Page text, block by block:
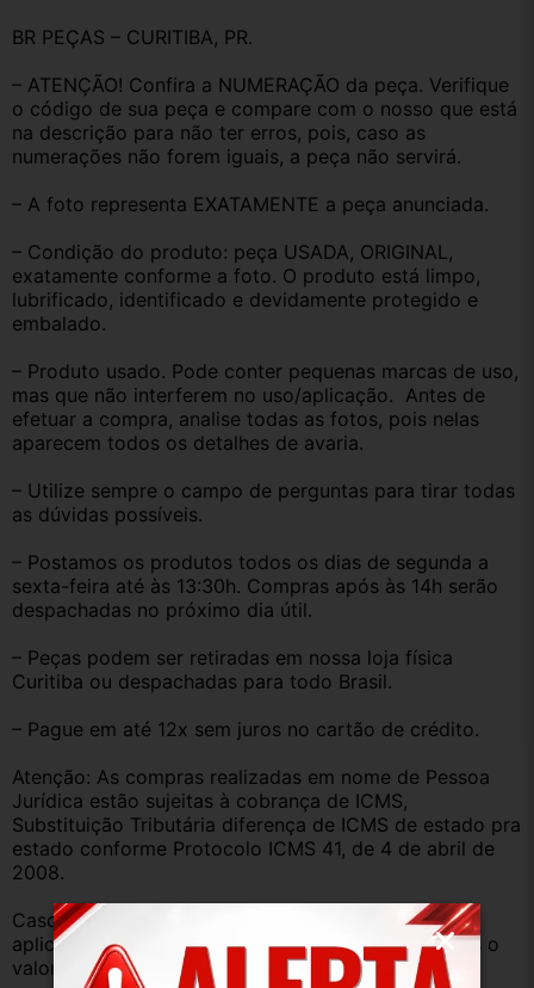
BR PEÇAS – CURITIBA, PR.
– ATENÇÃO! Confira a NUMERAÇÃO da peça. Verifique
o código de sua peça e compare com o nosso que está
na descrição para não ter erros, pois, caso as
numerações não forem iguais, a peça não servirá.
– A foto representa EXATAMENTE a peça anunciada.
– Condição do produto: peça USADA, ORIGINAL,
exatamente conforme a foto. O produto está limpo,
lubrificado, identificado e devidamente protegido e
embalado.
– Produto usado. Pode conter pequenas marcas de uso,
mas que não interferem no uso/aplicação.  Antes de
efetuar a compra, analise todas as fotos, pois nelas
aparecem todos os detalhes de avaria.
– Utilize sempre o campo de perguntas para tirar todas
as dúvidas possíveis.
– Postamos os produtos todos os dias de segunda a
sexta-feira até às 13:30h. Compras após às 14h serão
despachadas no próximo dia útil.
– Peças podem ser retiradas em nossa loja física
Curitiba ou despachadas para todo Brasil.
– Pague em até 12x sem juros no cartão de crédito.
Atenção: As compras realizadas em nome de Pessoa
Jurídica estão sujeitas à cobrança de ICMS,
Substituição Tributária diferença de ICMS de estado pra
estado conforme Protocolo ICMS 41, de 4 de abril de
2008.
Caso você tenha dúvidas sobre o percentual a ser
aplicado, nos consulte através do campo perguntas o
valor que será acrescentado.